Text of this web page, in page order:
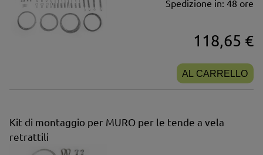
Spedizione in: 48 ore
118,65 €
AL CARRELLO
Kit di montaggio per MURO per le tende a vela
retrattili